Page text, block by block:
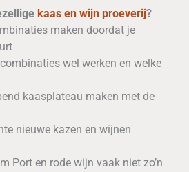
kaas en wijn proeverij?
maken doordat je
wel werken en welke
kaasplateau maken met de
nieuwe kazen en wijnen
Port en rode wijn vaak niet zo’n